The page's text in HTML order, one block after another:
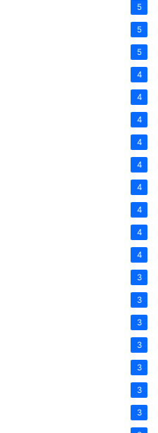
5
5
5
4
4
4
4
4
4
4
4
4
3
3
3
3
3
3
3